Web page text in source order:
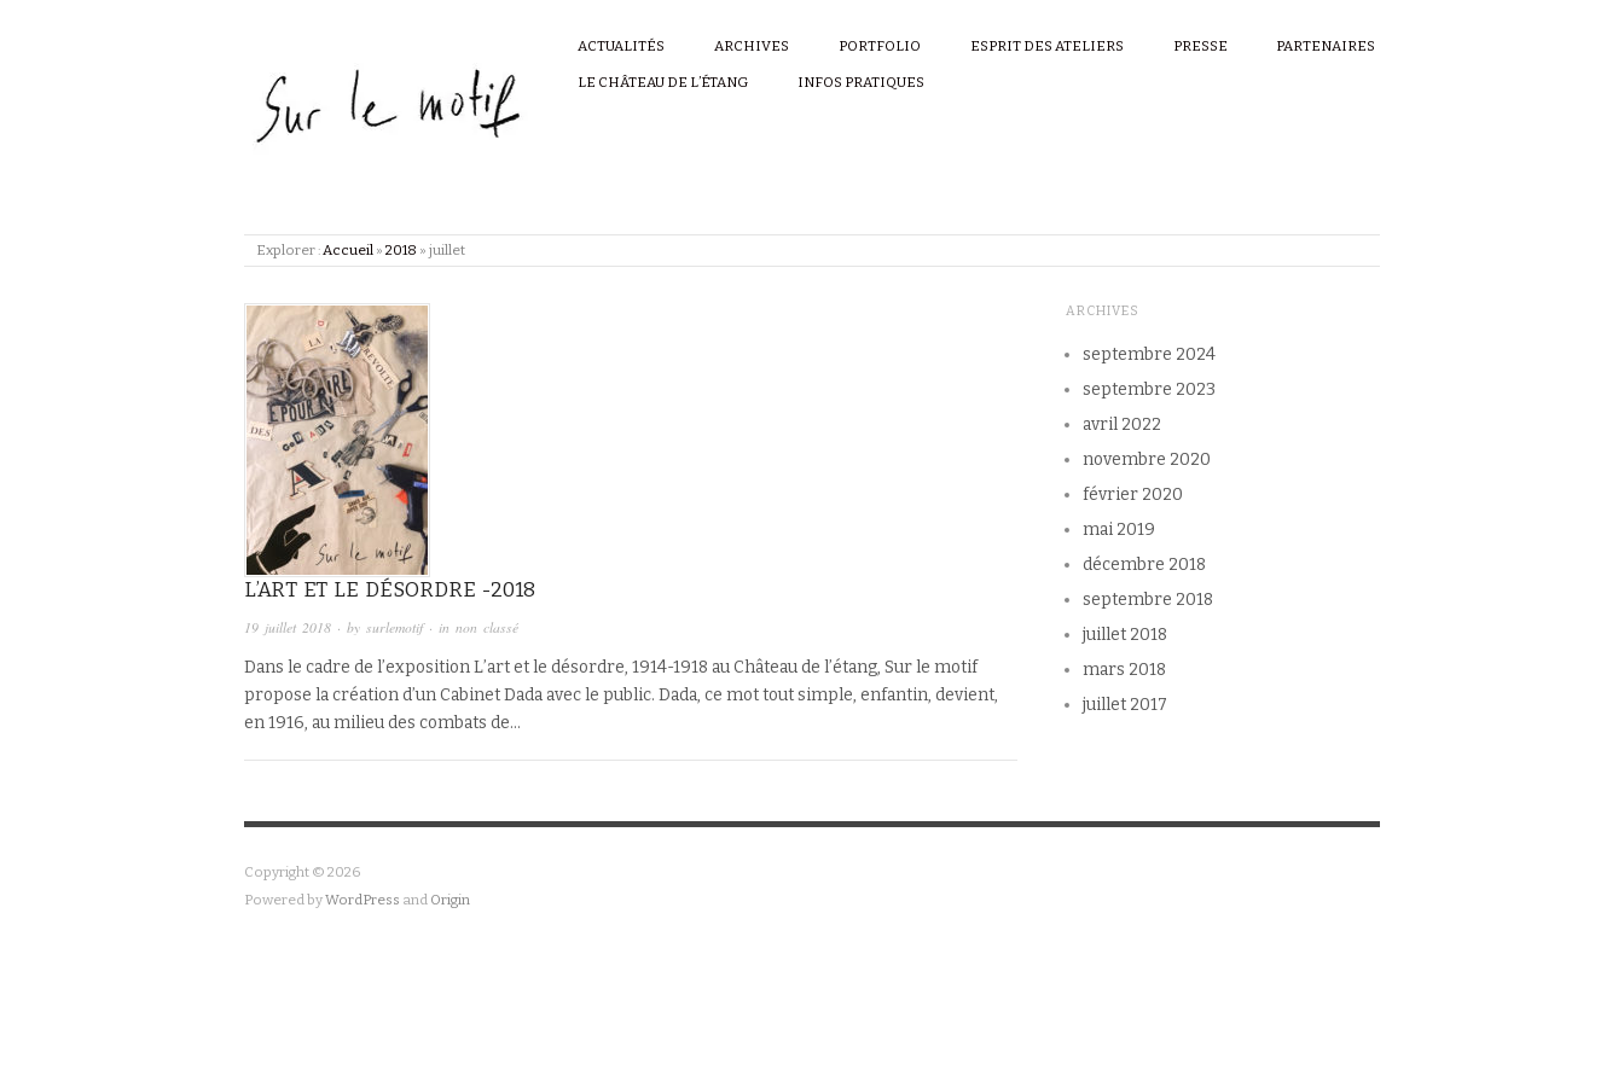
ACTUALITÉS ARCHIVES PORTFOLIO ESPRIT DES ATELIERS PRESSE PARTENAIRES
LE CHÂTEAU DE L’ÉTANG INFOS PRATIQUES
Explorer :Accueil » 2018 » juillet
L’ART ET LE DÉSORDRE -2018
19 juillet 2018 · by surlemotif· in non classé
Dans le cadre de l’exposition L’art et le désordre, 1914-1918 au Château de l’étang, Sur le motif
propose la création d’un Cabinet Dada avec le public. Dada, ce mot tout simple, enfantin, devient,
en 1916, au milieu des combats de…
ARCHIVES
septembre 2024
septembre 2023
avril 2022
novembre 2020
février 2020
mai 2019
décembre 2018
septembre 2018
juillet 2018
mars 2018
juillet 2017
Copyright © 2026
Powered byWordPress and Origin